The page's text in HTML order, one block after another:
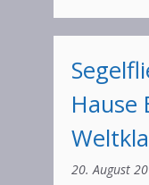
Hause
20. August